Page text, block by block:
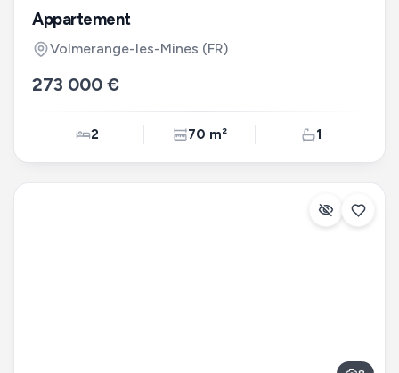
Appartement
Volmerange-les-Mines (FR)
273 000 €
2 70 m² 1